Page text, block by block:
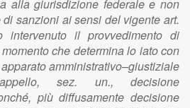
alla giurisdizione federale e non
sanzioni ai sensi del vigente art.
il provvedimento di
che determina lo iato con
amministrativo–giustiziale
sez. un., decisione
più diffusamente decisione